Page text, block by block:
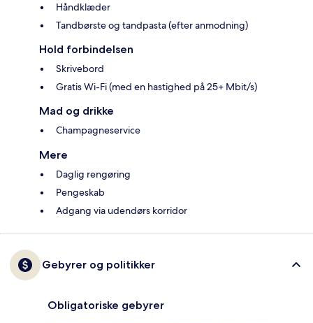
Håndklæder
Tandbørste og tandpasta (efter anmodning)
Hold forbindelsen
Skrivebord
Gratis Wi-Fi (med en hastighed på 25+ Mbit/s)
Mad og drikke
Champagneservice
Mere
Daglig rengøring
Pengeskab
Adgang via udendørs korridor
Gebyrer og politikker
Obligatoriske gebyrer